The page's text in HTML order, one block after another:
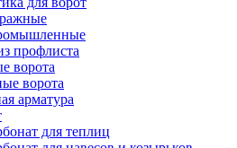
профлиста
ворота
ворота
арматура
для теплиц